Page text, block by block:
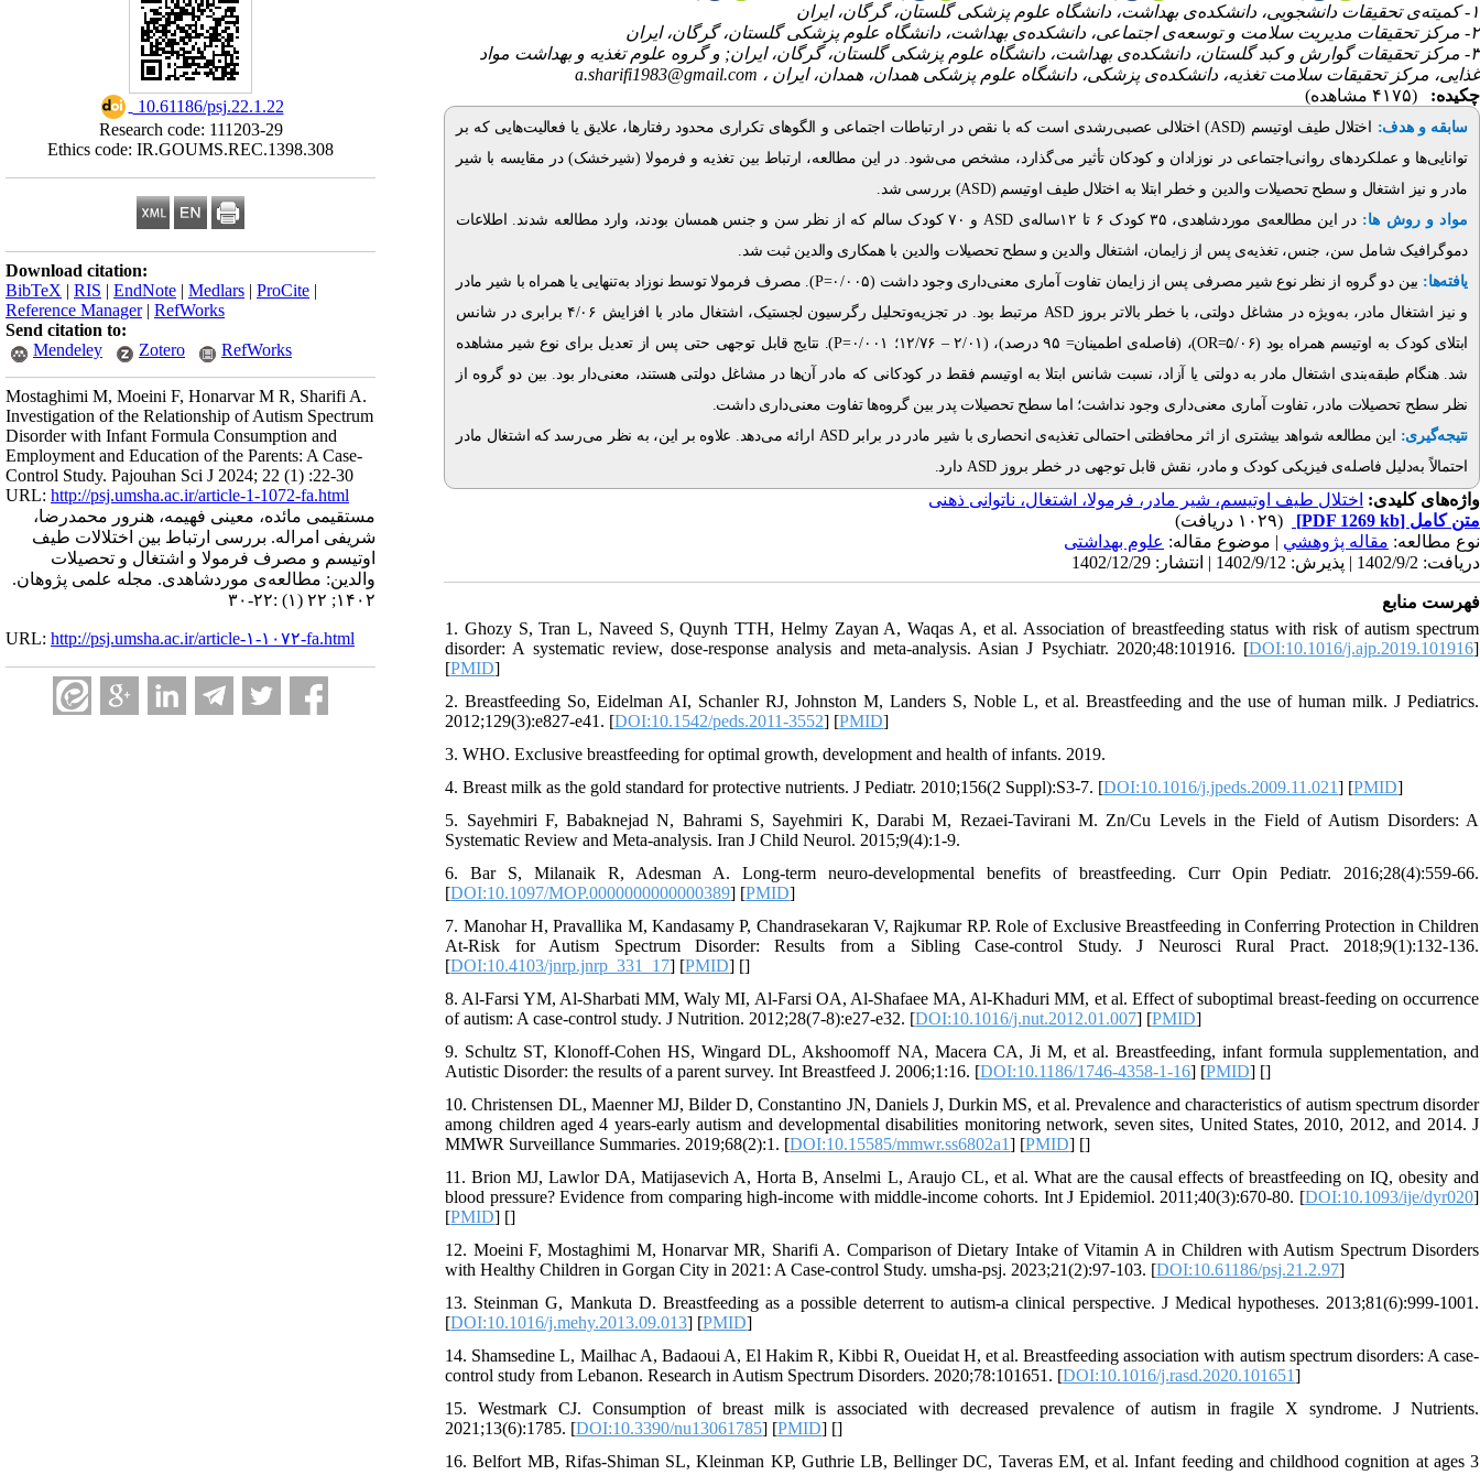
‎ 10.61186/psj.22.1.22
Research code: 111203-29
Ethics code: IR.GOUMS.REC.1398.308
Download citation:
BibTeX | RIS | EndNote | Medlars | ProCite |
Reference Manager| RefWorks
Send citation to:
Mendeley
Zotero RefWorks
Mostaghimi M, Moeini F, Honarvar M R, Sharifi A.
Investigation of the Relationship of Autism Spectrum
Disorder with Infant Formula Consumption and
Employment and Education of the Parents: A Case-
Control Study. Pajouhan Sci J 2024; 22 (1) :22-30
URL: http://psj.umsha.ac.ir/article-1-1072-fa.html
مستقیمی مائده، معینی فهیمه، هنرور محمدرضا،
شریفی امراله. بررسی ارتباط بین اختلالات طیف
اوتیسم و مصرف فرمولا و اشتغال و تحصیلات
والدین: مطالعه‌ی موردشاهدی. مجله علمی پژوهان.
۱۴۰۲; ۲۲ (۱) :۲۲-۳۰
URL: http://psj.umsha.ac.ir/article-۱-۱۰۷۲-fa.html
۱- کمیته‌ی تحقیقات دانشجویی، دانشکده‌ی بهداشت، دانشگاه علوم پزشکی گلستان، گرگان، ایران
۲- مرکز تحقیقات مدیریت سلامت و توسعه‌ی اجتماعی، دانشکده‌ی بهداشت، دانشگاه علوم پزشکی گلستان، گرگان، ایران
۳- مرکز تحقیقات گوارش و کبد گلستان، دانشکده‌ی بهداشت، دانشگاه علوم پزشکی گلستان، گرگان، ایران; و گروه علوم تغذیه و بهداشت مواد
غذایی، مرکز تحقیقات سلامت تغذیه، دانشکده‌ی پزشکی، دانشگاه علوم پزشکی همدان، همدان، ایران ، a.sharifi1983@gmail.com
چکیده:
(۴۱۷۵ مشاهده)
سابقه و هدف: اختلال طیف اوتیسم (ASD) اختلالی عصبی‌رشدی است که با نقص در ارتباطات اجتماعی و الگوهای تکراری محدود رفتارها، علایق یا فعالیت‌هایی که بر
توانایی‌ها و عملکردهای روانی‌اجتماعی در نوزادان و کودکان تأثیر می‌گذارد، مشخص می‌شود. در این مطالعه، ارتباط بین تغذیه و فرمولا (شیرخشک) در مقایسه با شیر
مادر و نیز اشتغال و سطح تحصیلات والدین و خطر ابتلا به اختلال طیف اوتیسم (ASD) بررسی شد.
مواد و روش ها: در این مطالعه‌ی موردشاهدی، ۳۵ کودک ۶ تا ۱۲ساله‌ی ASD
و ۷۰ کودک سالم که از نظر سن و جنس همسان بودند، وارد مطالعه شدند. اطلاعات
دموگرافیک شامل سن، جنس، تغذیهی پس از زایمان، اشتغال والدین و سطح تحصیلات والدین با همکاری والدین ثبت شد.
یافته‌ها: بین دو گروه از نظر نوع شیر مصرفی پس از زایمان تفاوت آماری معنی‌داری وجود داشت (۰/۰۰۵= P). مصرف فرمولا توسط نوزاد به‌تنهایی یا همراه با شیر مادر
و نیز اشتغال مادر، به‌ویژه در مشاغل دولتی، با خطر بالاتر بروزASD
مرتبط بود. در تجزیه‌وتحلیل رگرسیون لجستیک، اشتغال مادر با افزایش ۴/۰۶ برابری در شانس
ابتلای کودک به اوتیسم همراه بود (۵/۰۶
OR=)، (فاصله‌ی اطمینان= ۹۵ درصد)، (۲/۰۱ –
P=). نتایج قابل توجهی حتی پس از تعدیل برای نوع شیر مشاهده
شد. هنگام طبقه‌بندی اشتغال مادر به دولتی یا آزاد، نسبت شانس ابتلا به اوتیسم فقط در کودکانی که مادر آن‌ها در مشاغل دولتی هستند، معنی‌دار بود. بین دو گروه از
نظر سطح تحصیلات مادر، تفاوت آماری معنی‌داری وجود نداشت؛ اما سطح تحصیلات پدر بین گروه‌ها تفاوت معنی‌داری داشت.
نتیجه‌گیری: این مطالعه شواهد بیشتری از اثر محافظتی احتمالی تغذیهی انحصاری با شیر مادر در برابرASD ارائه می‌دهد. علاوه بر این، به نظر می‌رسد که اشتغال مادر
احتمالاً به‌دلیل فاصله‌ی فیزیکی کودک و مادر، نقش قابل توجهی در خطر بروز ASD دارد.
واژه‌های کلیدی: اختلال طیف اوتیسم، شیر مادر، فرمولا، اشتغال، ناتوانی ذهنی
متن کامل [PDF 1269 kb]
(۱۰۲۹ دریافت)
نوع مطالعه: مقاله پژوهشي | موضوع مقاله: علوم بهداشتی
دریافت: 1402/9/2 | پذیرش: 1402/9/12 | انتشار: 1402/12/29
فهرست منابع
1. Ghozy S, Tran L, Naveed S, Quynh TTH, Helmy Zayan A, Waqas A, et al. Association of breastfeeding status with risk of autism spectrum
disorder: A systematic review, dose-response analysis and meta-analysis. Asian J Psychiatr. 2020;48:101916. [DOI:10.1016/j.ajp.2019.101916]
[PMID]
2. Breastfeeding So, Eidelman AI, Schanler RJ, Johnston M, Landers S, Noble L, et al. Breastfeeding and the use of human milk. J Pediatrics.
2012;129(3):e827-e41. [DOI:10.1542/peds.2011-3552] [PMID]
3. WHO. Exclusive breastfeeding for optimal growth, development and health of infants. 2019.
4. Breast milk as the gold standard for protective nutrients. J Pediatr. 2010;156(2 Suppl):S3-7. [DOI:10.1016/j.jpeds.2009.11.021] [PMID]
5. Sayehmiri F, Babaknejad N, Bahrami S, Sayehmiri K, Darabi M, Rezaei-Tavirani M. Zn/Cu Levels in the Field of Autism Disorders: A
Systematic Review and Meta-analysis. Iran J Child Neurol. 2015;9(4):1-9.
6. Bar S, Milanaik R, Adesman A. Long-term neuro-developmental benefits of breastfeeding. Curr Opin Pediatr. 2016;28(4):559-66.
[DOI:10.1097/MOP.0000000000000389] [PMID]
7. Manohar H, Pravallika M, Kandasamy P, Chandrasekaran V, Rajkumar RP. Role of Exclusive Breastfeeding in Conferring Protection in Children
At-Risk for Autism Spectrum Disorder: Results from a Sibling Case-control Study. J Neurosci Rural Pract. 2018;9(1):132-136.
[DOI:10.4103/jnrp.jnrp_331_17] [PMID] []
8. Al-Farsi YM, Al-Sharbati MM, Waly MI, Al-Farsi OA, Al-Shafaee MA, Al-Khaduri MM, et al. Effect of suboptimal breast-feeding on occurrence
of autism: A case-control study. J Nutrition. 2012;28(7-8):e27-e32. [DOI:10.1016/j.nut.2012.01.007] [PMID]
9. Schultz ST, Klonoff-Cohen HS, Wingard DL, Akshoomoff NA, Macera CA, Ji M, et al. Breastfeeding, infant formula supplementation, and
Autistic Disorder: the results of a parent survey. Int Breastfeed J. 2006;1:16. [DOI:10.1186/1746-4358-1-16] [PMID] []
10. Christensen DL, Maenner MJ, Bilder D, Constantino JN, Daniels J, Durkin MS, et al. Prevalence and characteristics of autism spectrum disorder
among children aged 4 years-early autism and developmental disabilities monitoring network, seven sites, United States, 2010, 2012, and 2014. J
MMWR Surveillance Summaries. 2019;68(2):1. [DOI:10.15585/mmwr.ss6802a1] [PMID] []
11. Brion MJ, Lawlor DA, Matijasevich A, Horta B, Anselmi L, Araujo CL, et al. What are the causal effects of breastfeeding on IQ, obesity and
blood pressure? Evidence from comparing high-income with middle-income cohorts. Int J Epidemiol. 2011;40(3):670-80. [DOI:10.1093/ije/dyr020]
[PMID] []
12. Moeini F, Mostaghimi M, Honarvar MR, Sharifi A. Comparison of Dietary Intake of Vitamin A in Children with Autism Spectrum Disorders
with Healthy Children in Gorgan City in 2021: A Case-control Study. umsha-psj. 2023;21(2):97-103. [DOI:10.61186/psj.21.2.97]
13. Steinman G, Mankuta D. Breastfeeding as a possible deterrent to autism-a clinical perspective. J Medical hypotheses. 2013;81(6):999-1001.
[DOI:10.1016/j.mehy.2013.09.013] [PMID]
14. Shamsedine L, Mailhac A, Badaoui A, El Hakim R, Kibbi R, Oueidat H, et al. Breastfeeding association with autism spectrum disorders: A case-
control study from Lebanon. Research in Autism Spectrum Disorders. 2020;78:101651. [DOI:10.1016/j.rasd.2020.101651]
15. Westmark CJ. Consumption of breast milk is associated with decreased prevalence of autism in fragile X syndrome. J Nutrients.
2021;13(6):1785. [DOI:10.3390/nu13061785] [PMID] []
16. Belfort MB, Rifas-Shiman SL, Kleinman KP, Guthrie LB, Bellinger DC, Taveras EM, et al. Infant feeding and childhood cognition at ages 3